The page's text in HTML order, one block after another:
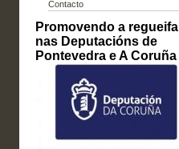
Contacto
Promovendo a regueifa
nas Deputacións de
Pontevedra e A Coruña